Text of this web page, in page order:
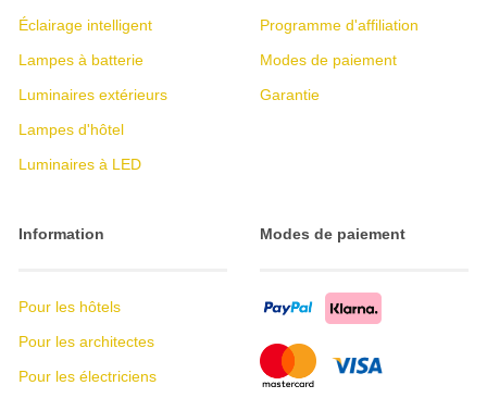
Éclairage intelligent
Lampes à batterie
Luminaires extérieurs
Lampes d'hôtel
Luminaires à LED
Programme d'affiliation
Modes de paiement
Garantie
Information
Pour les hôtels
Pour les architectes
Pour les électriciens
Modes de paiement